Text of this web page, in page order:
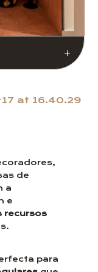
de
a
e
recursos
para